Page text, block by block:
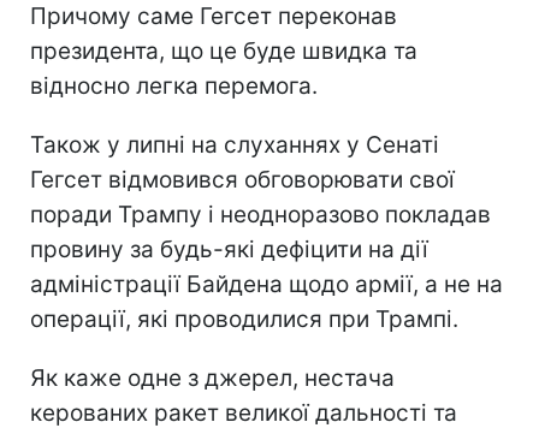
Причому саме Гегсет переконав
президента, що це буде швидка та
відносно легка перемога.
Також у липні на слуханнях у Сенаті
Гегсет відмовився обговорювати свої
поради Трампу і неодноразово покладав
провину за будь-які дефіцити на дії
адміністрації Байдена щодо армії, а не на
операції, які проводилися при Трампі.
Як каже одне з джерел, нестача
керованих ракет великої дальності та